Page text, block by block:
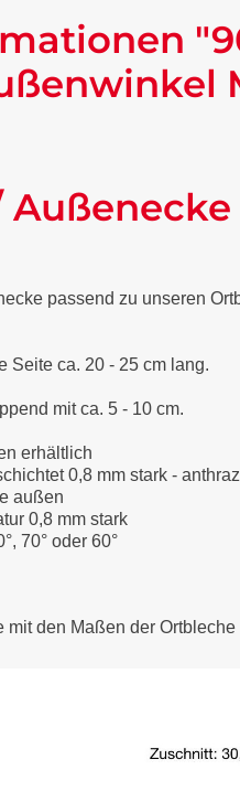
passend zu unseren
Seite ca. 20 - 25 cm lang.
mit ca. 5 - 10 cm.
erhältlich
0,8 mm stark -
außen
0,8 mm stark
70° oder 60°
den Maßen der